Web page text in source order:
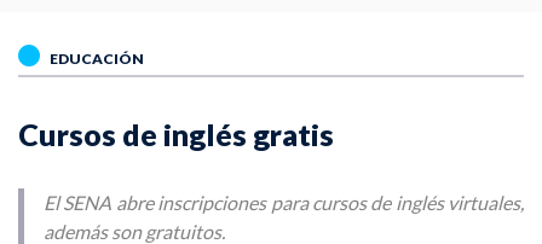
EDUCACIÓN
Cursos de inglés gratis
El SENA abre inscripciones para cursos de inglés virtuales,
además son gratuitos.